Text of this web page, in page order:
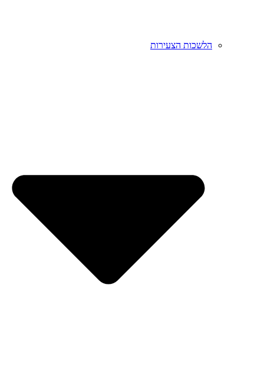
הלשכות הצעירות